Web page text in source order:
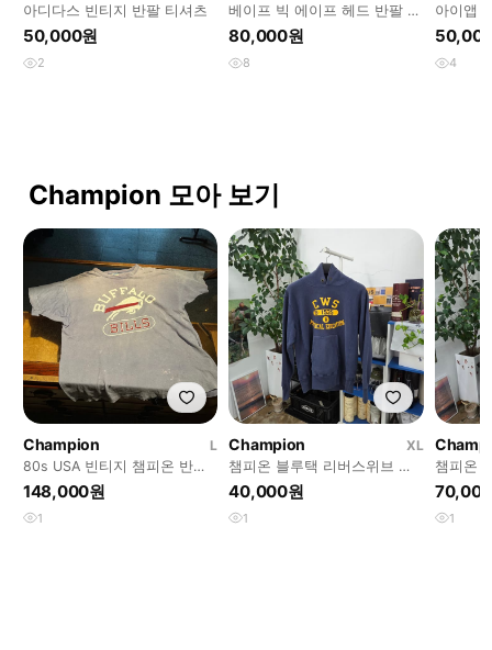
아디다스 빈티지 반팔 티셔츠
50,000원
2
베이프 빅 에이프 헤드 반팔 티
셔츠
80,000원
8
아이앱
4
Champion 모아 보기
Champion
L
80s USA 빈티지 챔피온 반팔
티셔츠
148,000원
1
Champion
XL
챔피온 블루택 리버스위브 프
린팅 후디 XL
40,000원
1
챔피온
웻셔츠 S
1